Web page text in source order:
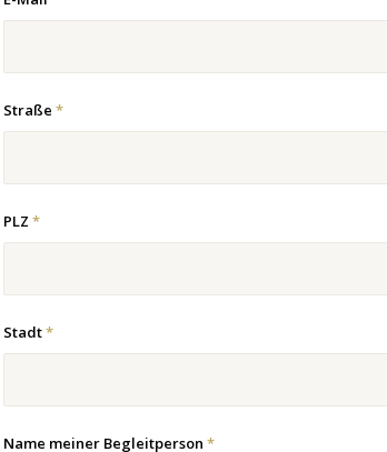
Straße*
PLZ*
Stadt*
Name meiner Begleitperson*